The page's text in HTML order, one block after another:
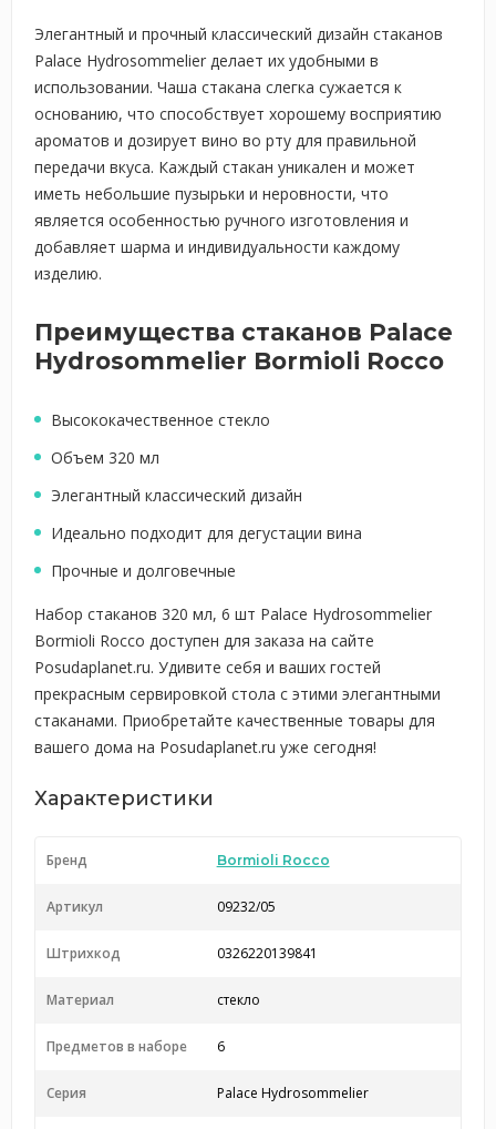
Элегантный и прочный классический дизайн стаканов
Palace Hydrosommelier делает их удобными в
использовании. Чаша стакана слегка сужается к
основанию, что способствует хорошему восприятию
ароматов и дозирует вино во рту для правильной
передачи вкуса. Каждый стакан уникален и может
иметь небольшие пузырьки и неровности, что
является особенностью ручного изготовления и
добавляет шарма и индивидуальности каждому
изделию.
Преимущества стаканов Palace
Hydrosommelier Bormioli Rocco
Высококачественное стекло
Объем 320 мл
Элегантный классический дизайн
Идеально подходит для дегустации вина
Прочные и долговечные
Набор стаканов 320 мл, 6 шт Palace Hydrosommelier
Bormioli Rocco доступен для заказа на сайте
Posudaplanet.ru. Удивите себя и ваших гостей
прекрасным сервировкой стола с этими элегантными
стаканами. Приобретайте качественные товары для
вашего дома на Posudaplanet.ru уже сегодня!
Характеристики
Бренд Bormioli Rocco
Артикул 09232/05
Штрихкод 0326220139841
Материал стекло
Предметов в наборе 6
Серия Palace Hydrosommelier